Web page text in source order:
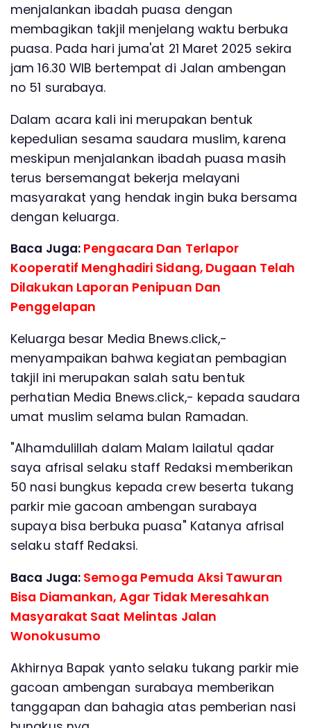
menjalankan ibadah puasa dengan
membagikan takjil menjelang waktu berbuka
puasa. Pada hari juma'at 21 Maret 2025 sekira
jam 16.30 WIB bertempat di Jalan ambengan
no 51 surabaya.
Dalam acara kali ini merupakan bentuk
kepedulian sesama saudara muslim, karena
meskipun menjalankan ibadah puasa masih
terus bersemangat bekerja melayani
masyarakat yang hendak ingin buka bersama
dengan keluarga.
Baca Juga: Pengacara Dan Terlapor
Kooperatif Menghadiri Sidang, Dugaan Telah
Dilakukan Laporan Penipuan Dan
Penggelapan
Keluarga besar Media Bnews.click,-
menyampaikan bahwa kegiatan pembagian
takjil ini merupakan salah satu bentuk
perhatian Media Bnews.click,- kepada saudara
umat muslim selama bulan Ramadan.
"Alhamdulillah dalam Malam lailatul qadar
saya afrisal selaku staff Redaksi memberikan
50 nasi bungkus kepada crew beserta tukang
parkir mie gacoan ambengan surabaya
supaya bisa berbuka puasa" Katanya afrisal
selaku staff Redaksi.
Baca Juga: Semoga Pemuda Aksi Tawuran
Bisa Diamankan, Agar Tidak Meresahkan
Masyarakat Saat Melintas Jalan
Wonokusumo
Akhirnya Bapak yanto selaku tukang parkir mie
gacoan ambengan surabaya memberikan
tanggapan dan bahagia atas pemberian nasi